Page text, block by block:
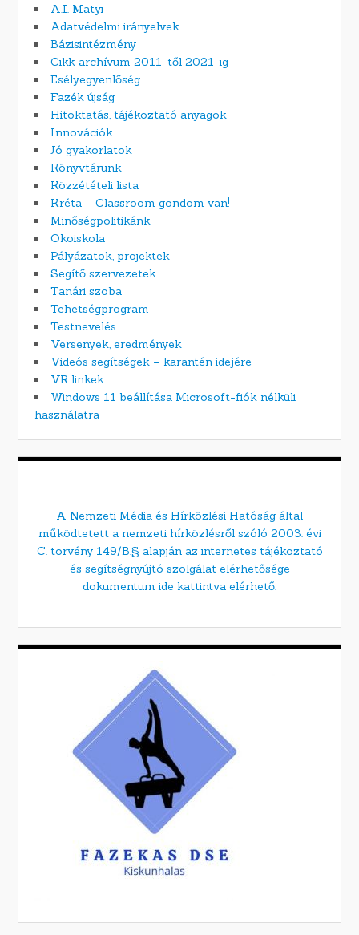
A.I. Matyi
Adatvédelmi irányelvek
Bázisintézmény
Cikk archívum 2011-től 2021-ig
Esélyegyenlőség
Fazék újság
Hitoktatás, tájékoztató anyagok
Innovációk
Jó gyakorlatok
Könyvtárunk
Közzétételi lista
Kréta – Classroom gondom van!
Minőségpolitikánk
Ökoiskola
Pályázatok, projektek
Segítő szervezetek
Tanári szoba
Tehetségprogram
Testnevelés
Versenyek, eredmények
Videós segítségek – karantén idejére
VR linkek
Windows 11 beállítása Microsoft-fiók nélküli
használatra
A Nemzeti Média és Hírközlési Hatóság által
működtetett a nemzeti hírközlésről szóló 2003. évi
C. törvény 149/B.§ alapján az internetes tájékoztató
és segítségnyújtó szolgálat elérhetősége
dokumentum ide kattintva elérhető.